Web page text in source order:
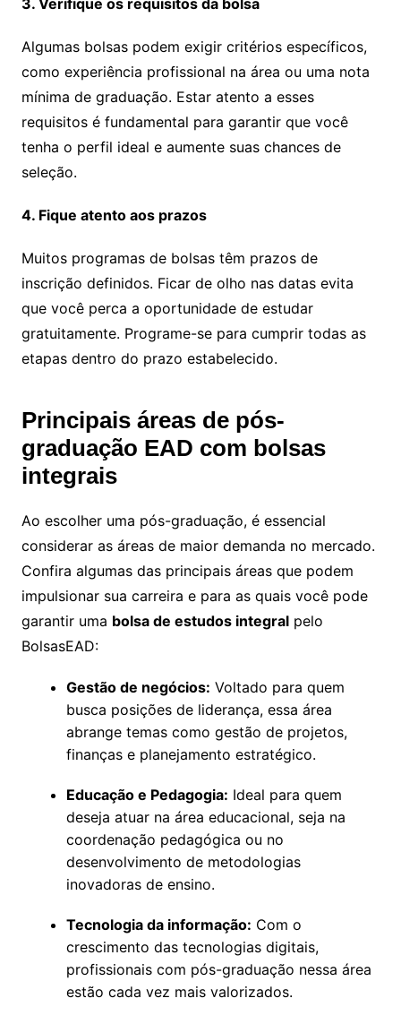
3. Verifique os requisitos da bolsa
Algumas bolsas podem exigir critérios específicos,
como experiência profissional na área ou uma nota
mínima de graduação. Estar atento a esses
requisitos é fundamental para garantir que você
tenha o perfil ideal e aumente suas chances de
seleção.
4. Fique atento aos prazos
Muitos programas de bolsas têm prazos de
inscrição definidos. Ficar de olho nas datas evita
que você perca a oportunidade de estudar
gratuitamente. Programe-se para cumprir todas as
etapas dentro do prazo estabelecido.
Principais áreas de pós-
graduação EAD com bolsas
integrais
Ao escolher uma pós-graduação, é essencial
considerar as áreas de maior demanda no mercado.
Confira algumas das principais áreas que podem
impulsionar sua carreira e para as quais você pode
garantir uma bolsa de estudos integralpelo
BolsasEAD:
Gestão de negócios: Voltado para quem
busca posições de liderança, essa área
abrange temas como gestão de projetos,
finanças e planejamento estratégico.
Educação e Pedagogia: Ideal para quem
deseja atuar na área educacional, seja na
coordenação pedagógica ou no
desenvolvimento de metodologias
inovadoras de ensino.
Tecnologia da informação: Com o
crescimento das tecnologias digitais,
profissionais com pós-graduação nessa área
estão cada vez mais valorizados.